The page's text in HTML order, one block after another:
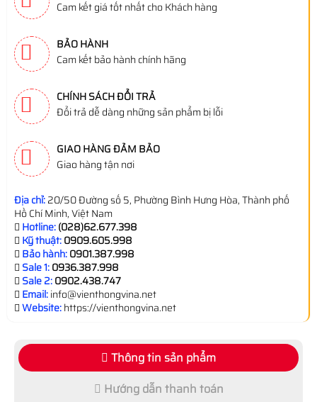
Cam kết giá tốt nhất cho Khách hàng
BẢO HÀNH
Cam kết bảo hành chính hãng
CHÍNH SÁCH ĐỔI TRẢ
Đổi trả dễ dàng những sản phẩm bị lỗi
GIAO HÀNG ĐẢM BẢO
Giao hàng tận nơi
Địa chỉ:20/50 Đường số 5, Phường Bình Hưng Hòa, Thành phố
Hồ Chí Minh, Việt Nam
Hotline:(028)62.677.398
Kỹ thuật:0909.605.998
Bảo hành:0901.387.998
Sale 1:0936.387.998
Sale 2:0902.438.747
Email:info@vienthongvina.net
Website:https://vienthongvina.net
Thông tin sản phẩm
Hướng dẫn thanh toán